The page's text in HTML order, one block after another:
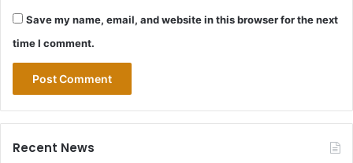
Save my name, email, and website in this browser for the next
time I comment.
Recent News